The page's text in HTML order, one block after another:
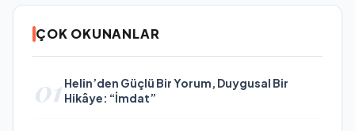
ÇOK OKUNANLAR
01 Helin’den Güçlü Bir Yorum, Duygusal Bir
Hikâye: “İmdat”